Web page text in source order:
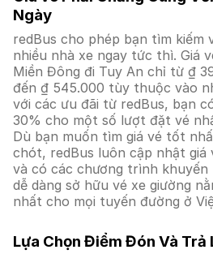
Ngày
redBus cho phép bạn tìm kiếm
nhiều nhà xe ngay tức thì. Giá
Miền Đông đi Tuy An chỉ từ ₫
đến ₫ 545.000 tùy thuộc vào
với các ưu đãi từ redBus, bạn
30% cho một số lượt đặt vé
Dù bạn muốn tìm giá vé tốt
chót, redBus luôn cập nhật
và có các chương trình khuyến
dễ dàng sở hữu vé xe giường
nhất cho mọi tuyến đường ở
Lựa Chọn Điểm Đón Và Trả